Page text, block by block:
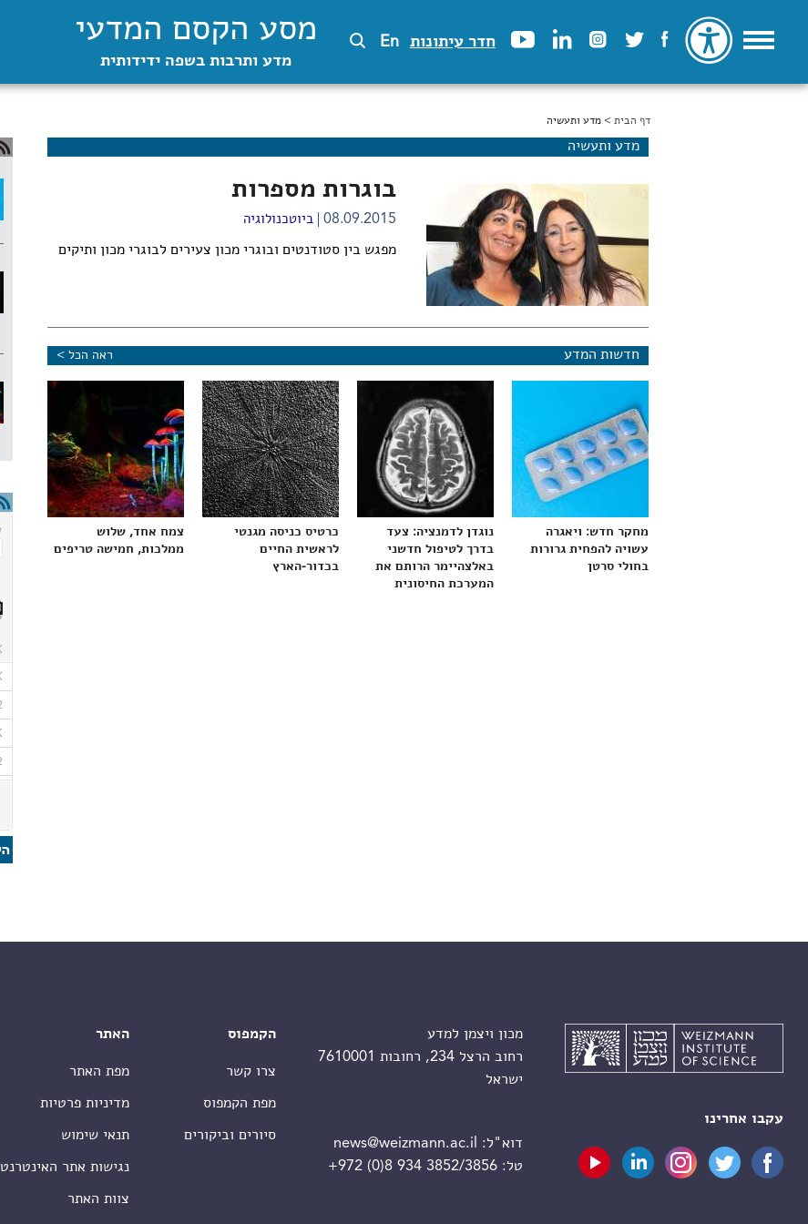
חדר עיתונות En מסע הקסם המדעי
מדע ותרבות בשפה ידידותית
הינך נמצא כאן
דף הבית > מדע ותעשיה
מדע ותעשיה
בוגרות מספרות
08.09.2015 ביוטכנולוגיה
מפגש בין סטודנטים ובוגרי מכון צעירים לבוגרי מכון ותיקים
חדשות המדע ראה הכל >
מחקר חדש: ויאגרה
עשויה להפחית גרורות
בחולי סרטן
נוגדן לדמנציה: צעד
בדרך לטיפול חדשני
באלצהיימר הרותם את
המערכת החיסונית
כרטיס כניסה מגנטי
לראשית החיים
בכדור-הארץ
צמח אחד, שלוש
ממלכות, חמישה טריפים
עקבו אחרינו
מכון ויצמן למדע
רחוב הרצל 234, רחובות 7610001
ישראל
דוא"ל:
news@weizmann.ac.il
טל:+972 (0)8 934 3852/3856
הקמפוס
צרו קשר
מפת הקמפוס
סיורים וביקורים
האתר
מפת האתר
מדיניות פרטיות
תנאי שימוש
נגישות אתר האינטרנט
צוות האתר